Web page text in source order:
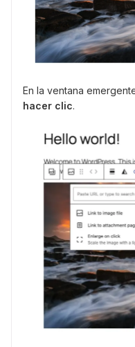
En la ventana
hacer clic.